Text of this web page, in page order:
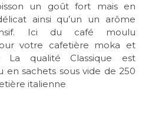
un goût fort mais en
ainsi qu’un un arôme
Ici du café moulu
votre cafetière moka et
La qualité Classique est
en sachets sous vide de 250
italienne